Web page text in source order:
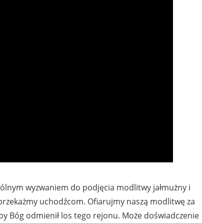
wyzwaniem do podjęcia modlitwy jałmużny i
uchodźcom. Ofiarujmy naszą modlitwę za
Bóg odmienił los tego rejonu. Może doświadczenie